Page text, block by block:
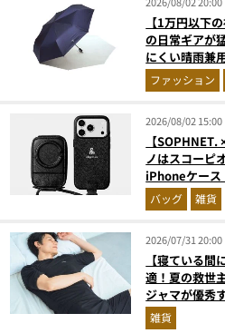
【1万円以下
の日常ギアが
にくい晴雨兼
ファッション
2026/08/02 15:00
【
ノはスコーピ
iPhoneケース
バッグ 雑貨
2026/07/31 20:00
【寝ている
適！夏の救世
ジャマが優秀
雑貨